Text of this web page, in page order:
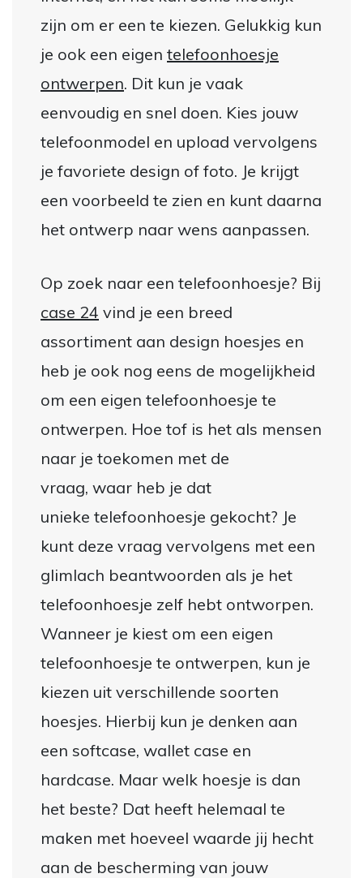
zijn om er een te kiezen. Gelukkig kun
je ook een eigen telefoonhoesje
ontwerpen. Dit kun je vaak
eenvoudig en snel doen. Kies jouw
telefoonmodel en upload vervolgens
je favoriete design of foto. Je krijgt
een voorbeeld te zien en kunt daarna
het ontwerp naar wens aanpassen.
Op zoek naar een telefoonhoesje? Bij
case 24 vind je een breed
assortiment aan design hoesjes en
heb je ook nog eens de mogelijkheid
om een eigen telefoonhoesje te
ontwerpen. Hoe tof is het als mensen
naar je toekomen met de
vraag, waar heb je dat
unieke telefoonhoesje gekocht? Je
kunt deze vraag vervolgens met een
glimlach beantwoorden als je het
telefoonhoesje zelf hebt ontworpen.
Wanneer je kiest om een eigen
telefoonhoesje te ontwerpen, kun je
kiezen uit verschillende soorten
hoesjes. Hierbij kun je denken aan
een softcase, wallet case en
hardcase. Maar welk hoesje is dan
het beste? Dat heeft helemaal te
maken met hoeveel waarde jij hecht
aan de bescherming van jouw